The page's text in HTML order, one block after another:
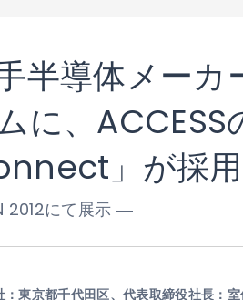
半導体メー
に、
」が採用
2012にて展示 ―
：東京都千代田区、代表取締役社長